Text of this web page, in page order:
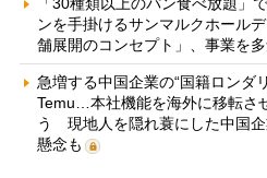
ンを手掛けるサンマルクホール
舗展開のコンセプト」、事業を
急増する中国企業の“国籍ロンダ
Temu…本社機能を海外に移転さ
う 現地人を隠れ蓑にした中国
懸念も